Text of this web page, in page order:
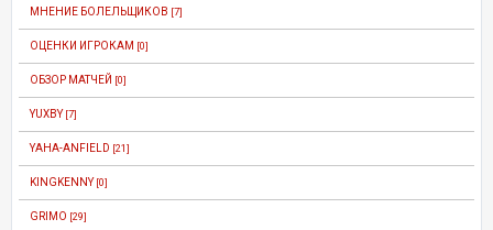
МНЕНИЕ БОЛЕЛЬЩИКОВ [7]
ОЦЕНКИ ИГРОКАМ [0]
ОБЗОР МАТЧЕЙ [0]
YUXBY [7]
YAHA-ANFIELD [21]
KINGKENNY [0]
GRIMO [29]